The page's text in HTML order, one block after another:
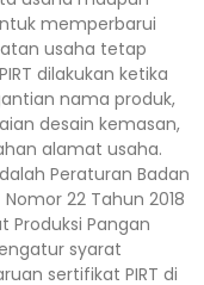
memperbarui
usaha tetap
dilakukan ketika
nama produk,
desain kemasan,
alamat usaha.
Peraturan Badan
22 Tahun 2018
Produksi Pangan
syarat
sertifikat PIRT di